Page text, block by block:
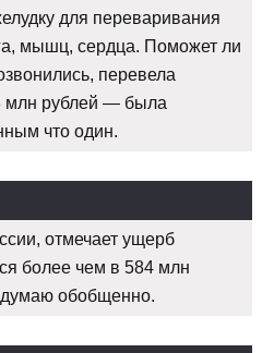
для переваривания
мышц, сердца. Поможет ли
перевела
млн рублей — была
что один.
отмечает ущерб
более чем в 584 млн
обобщенно.